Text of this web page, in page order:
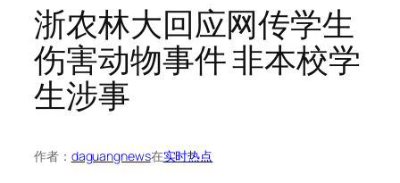
浙农林大回应网传学生
伤害动物事件 非本校学
生涉事
作者： daguangnews在实时热点